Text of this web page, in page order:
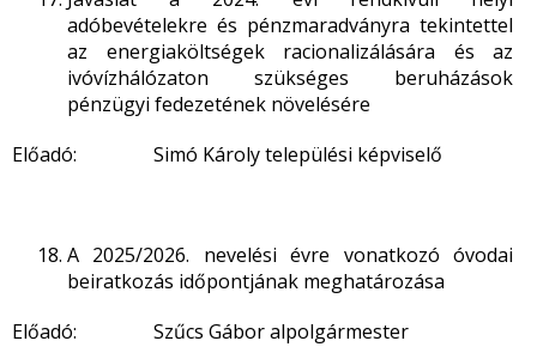
adóbevételekre és pénzmaradványra tekintettel
az energiaköltségek racionalizálására és az
ivóvízhálózaton szükséges beruházások
pénzügyi fedezetének növelésére
Előadó: Simó Károly települési képviselő
A 2025/2026. nevelési évre vonatkozó óvodai
beiratkozás időpontjának meghatározása
Előadó: Szűcs Gábor alpolgármester